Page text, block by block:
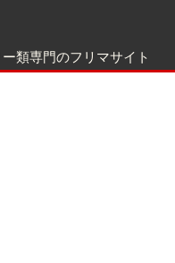
類専門のフリマサイト